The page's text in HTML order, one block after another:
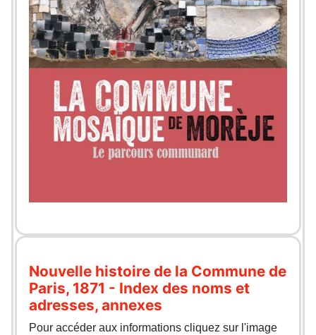
Nouvelle histoire de la Commune de
Paris, 1871 - Index des noms et
adresses, annexes
Pour accéder aux informations cliquez sur l'image